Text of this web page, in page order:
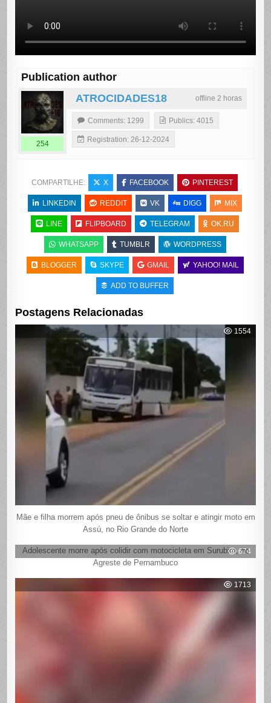
Publication author
offline 2 horas
ATROCIDADES18
254
Comments: 1299 Publics: 4015
Registration: 26-12-2024
COMPARTILHE: X FACEBOOK PINTEREST
LINKEDIN REDDIT VK DIGG MIX
LINE FLIPBOARD TELEGRAM OK.RU
WHATSAPP TUMBLR WORDPRESS
BLOGGER SKYPE GMAIL YAHOO! MAIL
ADD TO BUFFER
Postagens Relacionadas
1554
Mãe e filha morrem após pneu de ônibus se soltar e atingir moto em
Assú, no Rio Grande do Norte
674
Adolescente morre após colidir com motocicleta em Surubim, no
Agreste de Pernambuco
1713